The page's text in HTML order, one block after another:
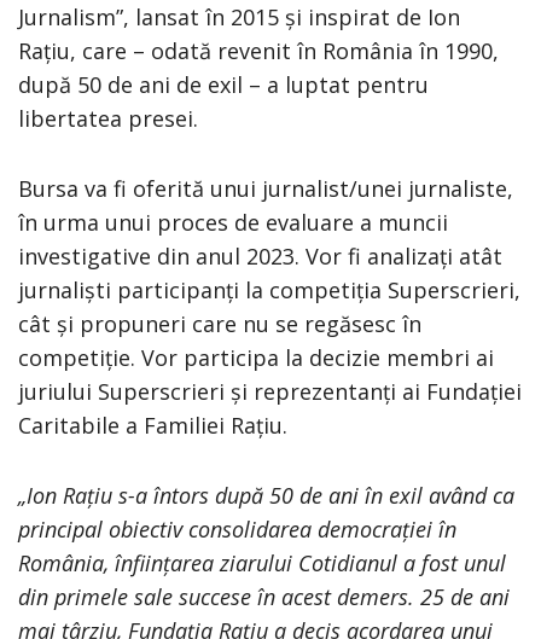
Jurnalism”, lansat în 2015 și inspirat de Ion
Rațiu, care – odată revenit în România în 1990,
după 50 de ani de exil – a luptat pentru
libertatea presei.
Bursa va fi oferită unui jurnalist/unei jurnaliste,
în urma unui proces de evaluare a muncii
investigative din anul 2023. Vor fi analizați atât
jurnaliști participanți la competiția Superscrieri,
cât și propuneri care nu se regăsesc în
competiție. Vor participa la decizie membri ai
juriului Superscrieri și reprezentanți ai Fundației
Caritabile a Familiei Rațiu.
„Ion Rațiu s-a întors după 50 de ani în exil având ca
principal obiectiv consolidarea democrației în
România, înființarea ziarului Cotidianul a fost unul
din primele sale succese în acest demers. 25 de ani
mai târziu, Fundația Rațiu a decis acordarea unui